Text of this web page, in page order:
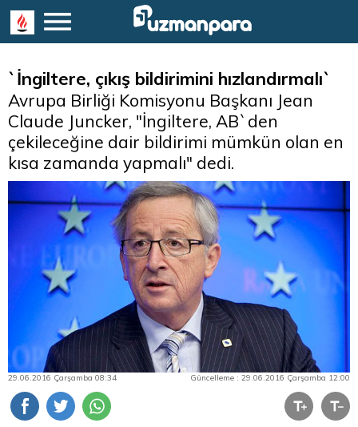
`İngiltere, çıkış bildirimini hızlandırmalı`
Avrupa Birliği Komisyonu Başkanı Jean
Claude Juncker, "İngiltere, AB`den
çekileceğine dair bildirimi mümkün olan en
kısa zamanda yapmalı" dedi.
29.06.2016 Çarşamba 08:34 Güncelleme : 29.06.2016 Çarşamba 12:00